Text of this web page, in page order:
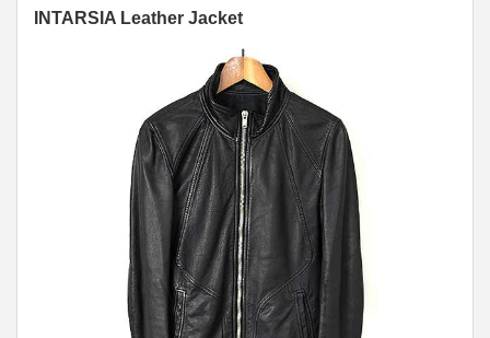
INTARSIA Leather Jacket